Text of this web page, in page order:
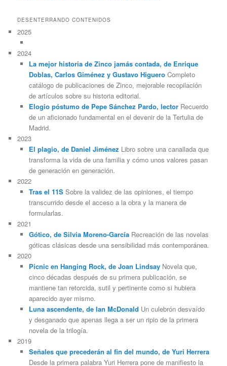
DESENTERRANDO CONTENIDOS
2025
2024
La mejor historia de Zinco jamás contada, de Enrique
Doblas, Carlos Giménez y Gustavo HigueroCompleto
catálogo de publicaciones de Zinco, mejorable recopilación
de artículos sobre su historia editorial.
Elogio póstumo de Pepe Sánchez Pardo, lectorRecuerdo
de un aficionado fundamental en el devenir de la Tertulia de
Madrid.
2023
El plagio, de Daniel Jiménez Libro sobre una canallada que
transforma la vida de una familia y cómo unos valores pasan
de generación en generación.
2022
Tras el 11SSobre la validez de las opiniones, el tiempo
transcurrido desde el acceso a la obra y la manera de
formularlas.
2021
Gótico, de Silvia Moreno-GarcíaRecreación de las novelas
góticas clásicas desde una sensibilidad más contemporánea.
2020
Picnic en Hanging Rock, de Joan LindsayNovela que,
cinco décadas después de su primera publicación, se
mantiene tan retorcida, sutil y pertinente como si hubiera
aparecido ayer mismo.
Luna ascendente, de Ian McDonald Un culebrón desvaído
y desganado que apenas llega a ser un ripio de la primera
novela de la trilogía.
2019
Señales que precederán al fin del mundo, de Yuri Herrera
Desde la primera palabra Yuri Herrera pone de manifiesto la